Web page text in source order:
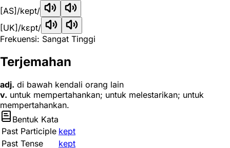
[AS] /kept/
[UK] /kɛpt/
Frekuensi: Sangat Tinggi
Terjemahan
adj. di bawah kendali orang lain
v. untuk mempertahankan; untuk melestarikan; untuk
mempertahankan.
Bentuk Kata
Past Participle kept
Past Tense
kept